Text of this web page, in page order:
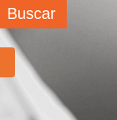
Buscar